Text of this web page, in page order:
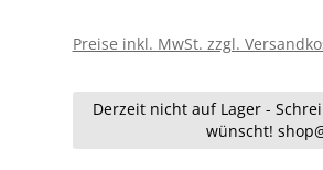
Preise inkl. MwSt. zzgl.
Derzeit nicht auf Lager -
wünscht!